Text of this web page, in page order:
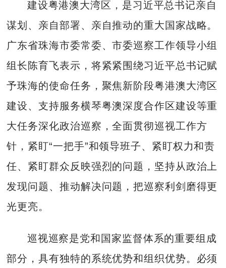
建设粤港澳大湾区，是习近平总书记亲自
谋划、亲自部署、亲自推动的重大国家战略。
广东省珠海市委常委、市委巡察工作领导小组
组长陈育飞表示，将紧紧围绕习近平总书记赋
予珠海的使命任务，聚焦新阶段粤港澳大湾区
建设、支持服务横琴粤澳深度合作区建设等重
大任务深化政治巡察，全面贯彻巡视工作方
针，紧盯“一把手”和领导班子、紧盯权力和责
任、紧盯群众反映强烈的问题，坚持从政治上
发现问题、推动解决问题，把巡察利剑磨得更
光更亮。
巡视巡察是党和国家监督体系的重要组成
部分，具有独特的系统优势和组织优势。必须